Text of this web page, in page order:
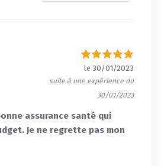
le 30/01/2023
suite à une expérience du
30/01/2023
assurance santé qui
Je ne regrette pas mon